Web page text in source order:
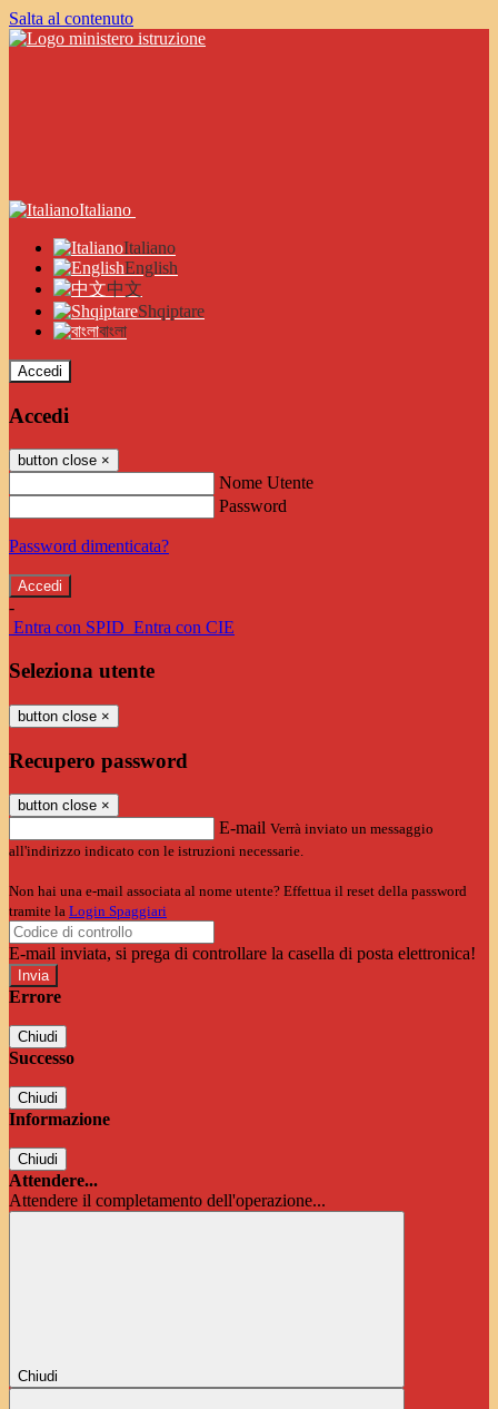
Salta al contenuto
Italiano
Italiano
English
中文
Shqiptare
বাংলা
Accedi
Accedi
button close ×
Nome Utente
Password
Password dimenticata?
-
Entra con SPID Entra con CIE
Seleziona utente
button close ×
Recupero password
button close ×
E-mail Verrà inviato un messaggio
all'indirizzo indicato con le istruzioni necessarie.
Non hai una e-mail associata al nome utente? Effettua il reset della password
tramite la Login Spaggiari
E-mail inviata, si prega di controllare la casella di posta elettronica!
Errore
Chiudi
Successo
Chiudi
Informazione
Chiudi
Attendere...
Attendere il completamento dell'operazione...
Chiudi